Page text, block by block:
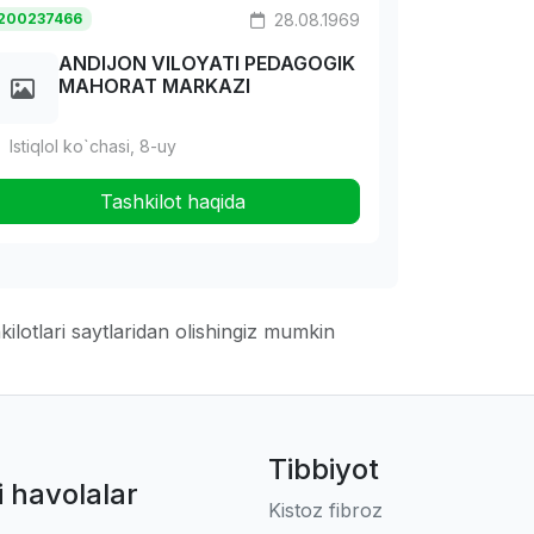
28.08.1969
ANDIJON VILOYATI PEDAGOGIK
MAHORAT MARKAZI
Istiqlol ko`chasi, 8-uy
Tashkilot haqida
saytlaridan olishingiz mumkin
havolalar
Tibbiyot
Kistoz fibroz